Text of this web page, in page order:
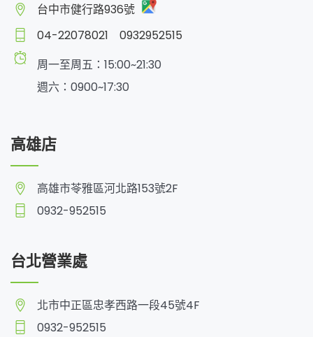
台中市健行路936號
04-22078021
0932952515
周一至周五：15:00~21:30
週六：0900~17:30
高雄店
高雄市苓雅區河北路153號2F
0932-952515
台北營業處
北市中正區忠孝西路一段45號4F
0932-952515